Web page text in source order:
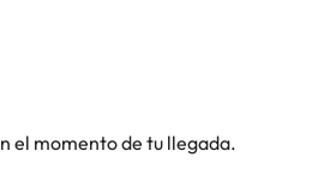
el momento de tu llegada.